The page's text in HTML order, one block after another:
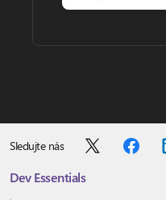
Sledujte nás
Dev Essentials